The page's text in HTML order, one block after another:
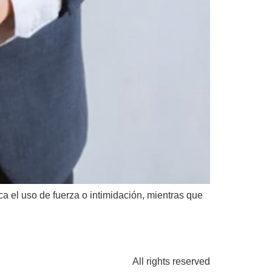
el uso de fuerza o intimidación, mientras que
All rights reserved